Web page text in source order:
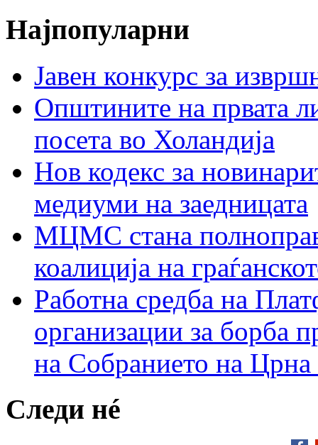
Најпопуларни
Јавен конкурс за
Општините на првата
посета во Холандија
Нов кодекс за
медиуми на заедницата
МЦМС стана
коалиција на
Работна средба на
организации за борба
на Собранието на Црна
Следи нé